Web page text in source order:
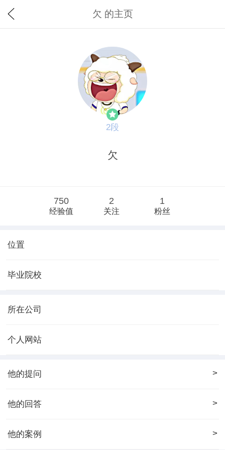
欠 的主页
2段
欠
750
经验值
2
关注
1
粉丝
位置
毕业院校
所在公司
个人网站
他的提问 >
他的回答 >
他的案例 >